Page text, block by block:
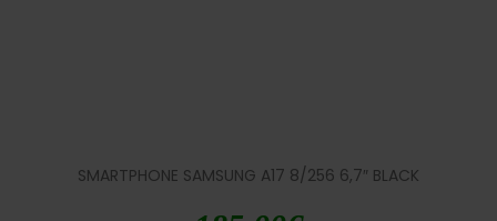
SMARTPHONE SAMSUNG A17 8/256 6,7″ BLACK